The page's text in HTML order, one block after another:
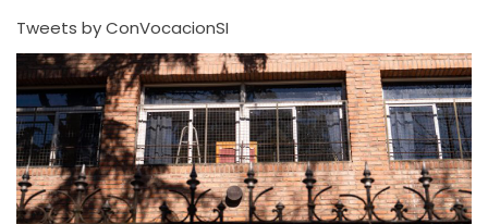
Tweets by ConVocacionSI